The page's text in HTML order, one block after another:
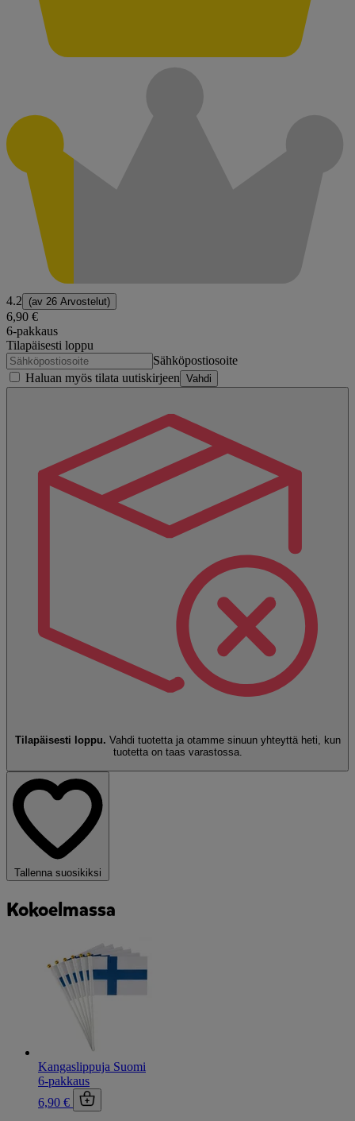
4.2 (av 26 Arvostelut)
6,90 €
6-pakkaus
Tilapäisesti loppu
Sähköpostiosoite
Haluan myös tilata uutiskirjeen Vahdi
Tilapäisesti loppu. Vahdi tuotetta ja otamme sinuun yhteyttä heti, kun
tuotetta on taas varastossa.
Tallenna suosikiksi
Kokoelmassa
Kangaslippuja Suomi
6-pakkaus
6,90 €